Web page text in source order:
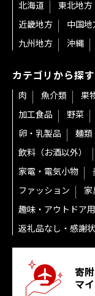
北海道 東北地方
近畿地方
中国地
九州地方
沖縄
カテゴリから探す
肉 魚介類 果
加工食品
野菜
卵・乳製品
麺類
飲料（お酒以外）
家電・電気小物
ファッション
家
趣味・アウトドア
返礼品なし・感謝状
寄
マ